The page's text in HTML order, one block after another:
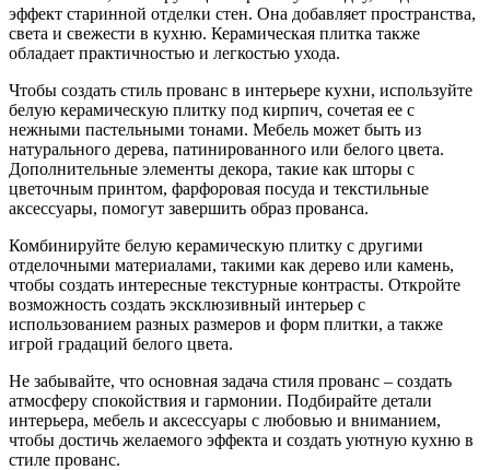
эффект старинной отделки стен. Она добавляет пространства,
света и свежести в кухню. Керамическая плитка также
обладает практичностью и легкостью ухода.
Чтобы создать стиль прованс в интерьере кухни, используйте
белую керамическую плитку под кирпич, сочетая ее с
нежными пастельными тонами. Мебель может быть из
натурального дерева, патинированного или белого цвета.
Дополнительные элементы декора, такие как шторы с
цветочным принтом, фарфоровая посуда и текстильные
аксессуары, помогут завершить образ прованса.
Комбинируйте белую керамическую плитку с другими
отделочными материалами, такими как дерево или камень,
чтобы создать интересные текстурные контрасты. Откройте
возможность создать эксклюзивный интерьер с
использованием разных размеров и форм плитки, а также
игрой градаций белого цвета.
Не забывайте, что основная задача стиля прованс – создать
атмосферу спокойствия и гармонии. Подбирайте детали
интерьера, мебель и аксессуары с любовью и вниманием,
чтобы достичь желаемого эффекта и создать уютную кухню в
стиле прованс.